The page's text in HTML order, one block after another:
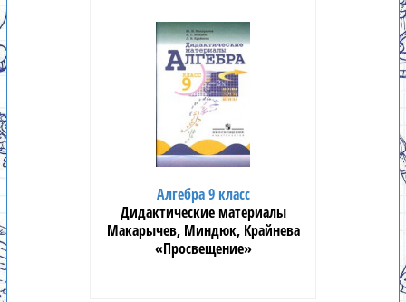
Алгебра 9 класс
Дидактические материалы
Макарычев, Миндюк, Крайнева
«Просвещение»